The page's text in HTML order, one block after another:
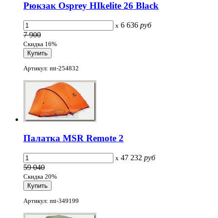
Рюкзак Osprey HIkelite 26 Black
x 6 636 руб
7 900
Скидка 16%
Артикул: mt-254832
Палатка MSR Remote 2
x 47 232 руб
59 040
Скидка 20%
Артикул: mt-349199